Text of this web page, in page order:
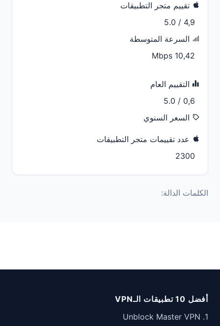
تقييم متجر التطبيقات
4,9 / 5.0
السرعة المتوسطة
10,42 Mbps
التقييم العام
0,6 / 5.0
السعر السنوي
عدد تقييمات متجر التطبيقات
2300
الكلمات الدالة:
أفضل 10 تطبيقات الـVPN
1. Unblock Master VPN